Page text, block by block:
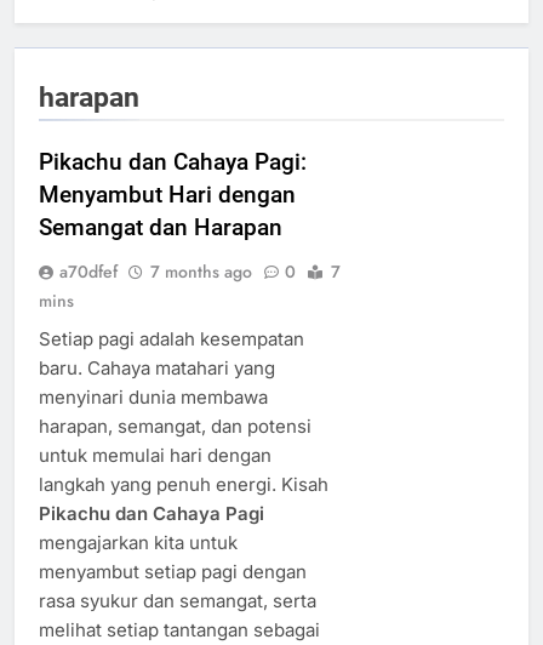
harapan
Pikachu dan Cahaya Pagi:
Menyambut Hari dengan
Semangat dan Harapan
a70dfef 7 months ago 0
7
mins
Setiap pagi adalah kesempatan
baru. Cahaya matahari yang
menyinari dunia membawa
harapan, semangat, dan potensi
untuk memulai hari dengan
langkah yang penuh energi. Kisah
Pikachu dan Cahaya Pagi
mengajarkan kita untuk
menyambut setiap pagi dengan
rasa syukur dan semangat, serta
melihat setiap tantangan sebagai